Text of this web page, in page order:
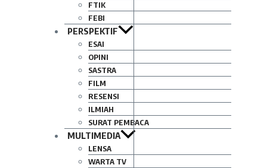
FTIK
FEBI
PERSPEKTIF
ESAI
OPINI
SASTRA
FILM
RESENSI
ILMIAH
SURAT PEMBACA
MULTIMEDIA
LENSA
WARTA TV